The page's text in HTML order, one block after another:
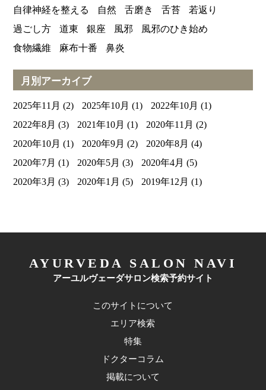
自律神経を整える
自然 舌磨き 舌苔
若返り
過ごし方
道東 銀座 風邪
風邪のひき始め
食物繊維
麻布十番 鼻炎
月別アーカイブ
2025年11月 (2) 2025年10月 (1) 2022年10月 (1)
2022年8月 (3) 2021年10月 (1) 2020年11月 (2)
2020年10月 (1) 2020年9月 (2) 2020年8月 (4)
2020年7月 (1) 2020年5月 (3) 2020年4月 (5)
2020年3月 (3) 2020年1月 (5) 2019年12月 (1)
AYURVEDA SALON NAVI
アーユルヴェーダサロン検索予約サイト
このサイトについて
エリア検索
特集
ドクターコラム
掲載について